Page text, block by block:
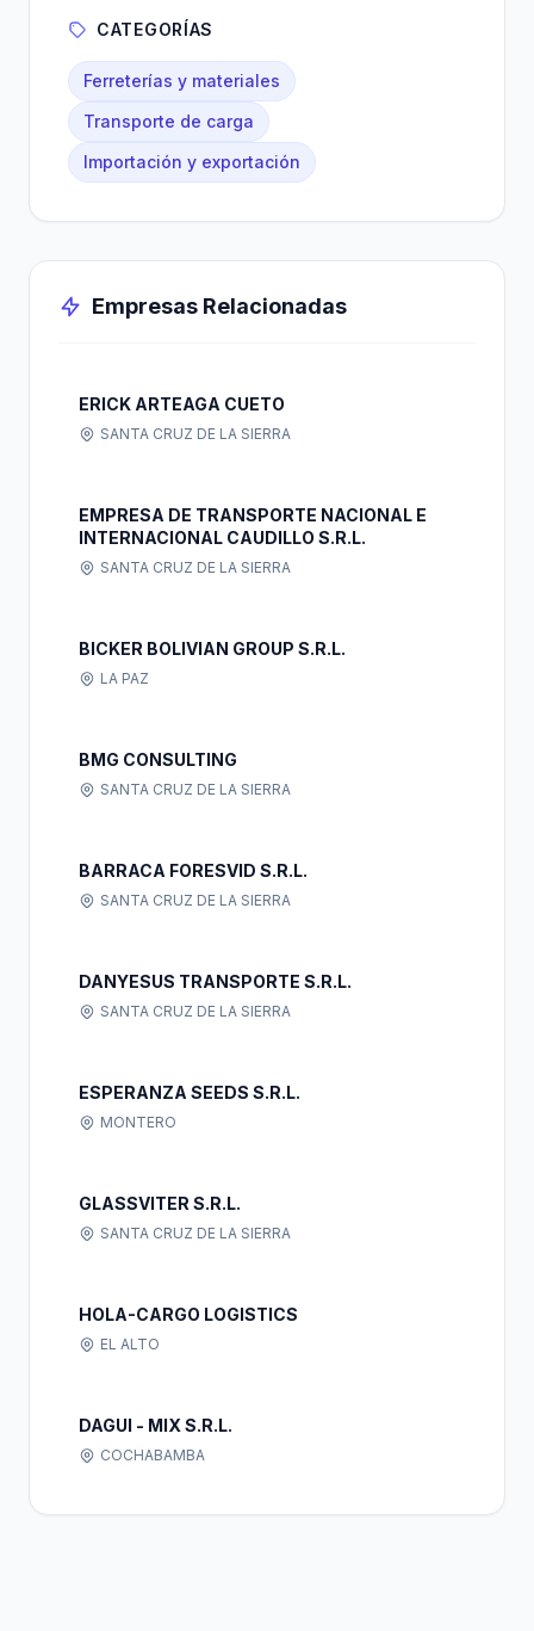
CATEGORÍAS
Ferreterías y materiales
Transporte de carga
Importación y exportación
Empresas Relacionadas
ERICK ARTEAGA CUETO
SANTA CRUZ DE LA SIERRA
EMPRESA DE TRANSPORTE NACIONAL E
INTERNACIONAL CAUDILLO S.R.L.
SANTA CRUZ DE LA SIERRA
BICKER BOLIVIAN GROUP S.R.L.
LA PAZ
BMG CONSULTING
SANTA CRUZ DE LA SIERRA
BARRACA FORESVID S.R.L.
SANTA CRUZ DE LA SIERRA
DANYESUS TRANSPORTE S.R.L.
SANTA CRUZ DE LA SIERRA
ESPERANZA SEEDS S.R.L.
MONTERO
GLASSVITER S.R.L.
SANTA CRUZ DE LA SIERRA
HOLA-CARGO LOGISTICS
EL ALTO
DAGUI - MIX S.R.L.
COCHABAMBA